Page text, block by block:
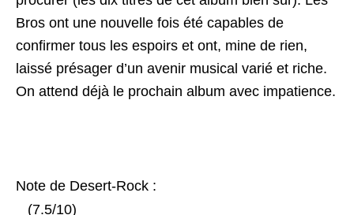
Bros ont une nouvelle fois été capables de
confirmer tous les espoirs et ont, mine de rien,
laissé présager d’un avenir musical varié et riche.
On attend déjà le prochain album avec impatience.
Note de Desert-Rock :
(7.5/10)